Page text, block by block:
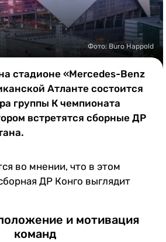
Букмекеры
Казино
Фото: Buro Happold
стадионе «Mercedes-Benz
Атланте состоится
группы К чемпионата
встретятся сборные ДР
во мнении, что в этом
ДР Конго выглядит
и мотивация
команд